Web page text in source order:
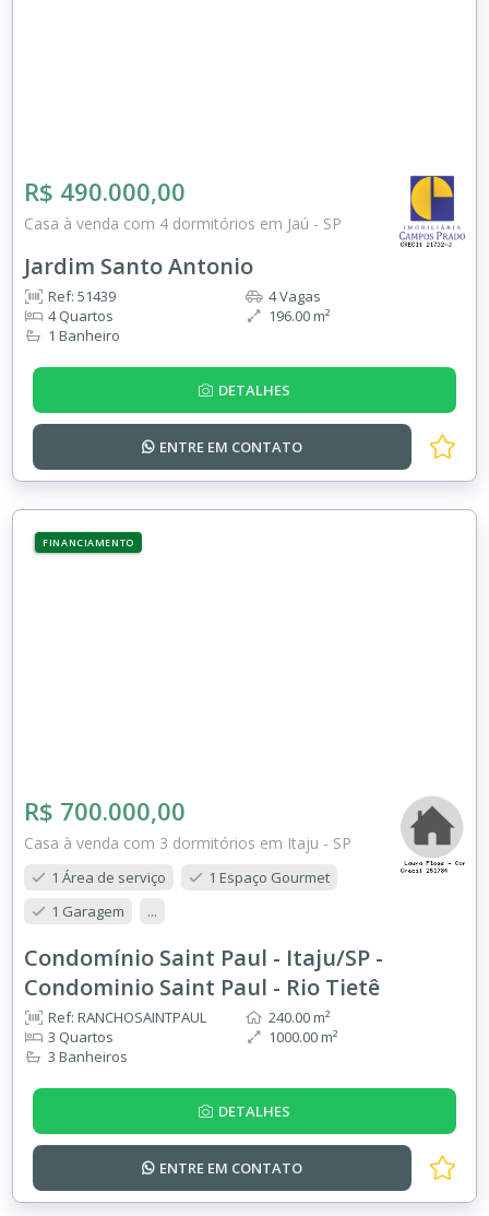
R$ 490.000,00
Casa à venda com 4 dormitórios em Jaú - SP
Jardim Santo Antonio
Ref: 51439
4 Quartos
1 Banheiro
4 Vagas
196.00 m²
DETALHES
ENTRE EM CONTATO
FINANCIAMENTO
R$ 700.000,00
Casa à venda com 3 dormitórios em Itaju - SP
1 Área de serviço
1 Espaço Gourmet
1 Garagem
...
Condomínio Saint Paul - Itaju/SP -
Condominio Saint Paul - Rio Tietê
Ref: RANCHOSAINTPAUL
3 Quartos
3 Banheiros
240.00 m²
1000.00 m²
DETALHES
ENTRE EM CONTATO